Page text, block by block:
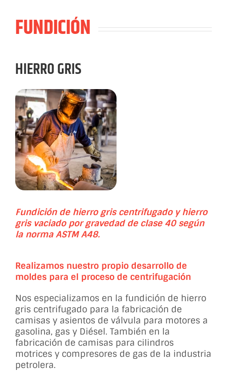
FUNDICIÓN
HIERRO GRIS
Fundición de hierro gris centrifugado y hierro
gris vaciado por gravedad de clase 40 según
la norma ASTM A48.
Realizamos nuestro propio desarrollo de
moldes para el proceso de centrifugación
Nos especializamos en la fundición de hierro
gris centrifugado para la fabricación de
camisas y asientos de válvula para motores a
gasolina, gas y Diésel. También en la
fabricación de camisas para cilindros
motrices y compresores de gas de la industria
petrolera.